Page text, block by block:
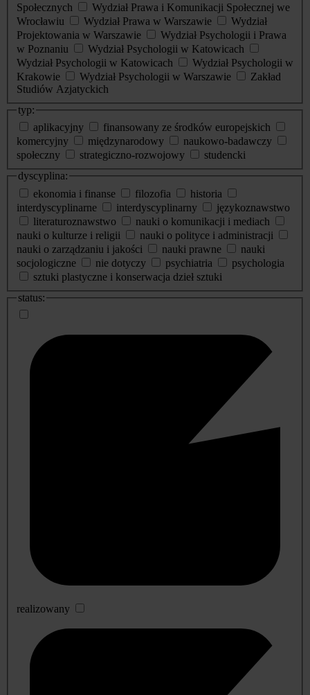
Społecznych
Wydział Prawa i Komunikacji Społecznej we
Wrocławiu
Wydział Prawa w Warszawie
Wydział
Projektowania w Warszawie
Wydział Psychologii i Prawa
w Poznaniu
Wydział Psychologii w Katowicach
Wydział Psychologii w Katowicach
Wydział Psychologii w
Krakowie
Wydział Psychologii w Warszawie
Zakład
Studiów Azjatyckich
typ:
aplikacyjny
finansowany ze środków europejskich
komercyjny
międzynarodowy
naukowo-badawczy
społeczny
strategiczno-rozwojowy
studencki
dyscyplina:
ekonomia i finanse
filozofia
historia
interdyscyplinarne
interdyscyplinarny
językoznawstwo
literaturoznawstwo
nauki o komunikacji i mediach
nauki o kulturze i religii
nauki o polityce i administracji
nauki o zarządzaniu i jakości
nauki prawne
nauki
socjologiczne
nie dotyczy psychiatria
psychologia
sztuki plastyczne i konserwacja dzieł sztuki
status:
realizowany